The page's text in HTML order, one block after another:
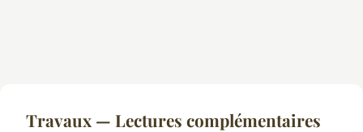
Travaux — Lectures complémentaires